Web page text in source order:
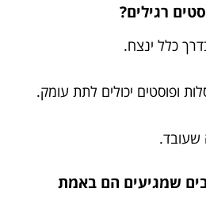
רגילים?
כלל ינצח.
ופוסטים יכולים לתת עומק.
שעובד.
שמגיעים הם באמת